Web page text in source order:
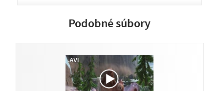
Podobné súbory
.AVI